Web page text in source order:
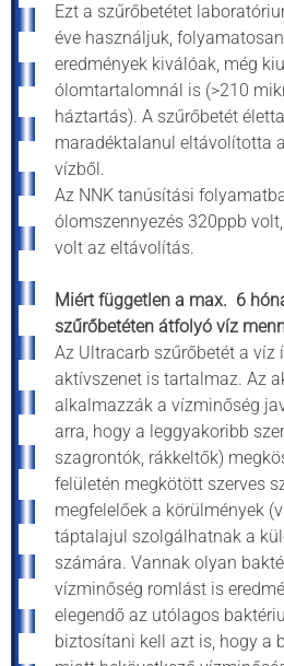
Ezt a szűrőbetétet
éve használjuk,
eredmények kiválóak, még
ólomtartalomnál is (>210
háztartás). A szűrőbetét
maradéktalanul eltávolította
vízből.
Az NNK tanúsítási
ólomszennyezés 320ppb
volt az eltávolítás.
Miért független a max. 6
szűrőbetéten átfolyó víz
Az Ultracarb szűrőbetét a víz
aktívszenet is tartalmaz. Az
alkalmazzák a vízminőség
arra, hogy a leggyakoribb
szagrontók, rákkeltők)
felületén megkötött szerves
megfelelőek a körülmények
táptalajul szolgálhatnak a
számára. Vannak olyan
vízminőség romlást is
elegendő az utólagos
biztosítani kell azt is, hogy a